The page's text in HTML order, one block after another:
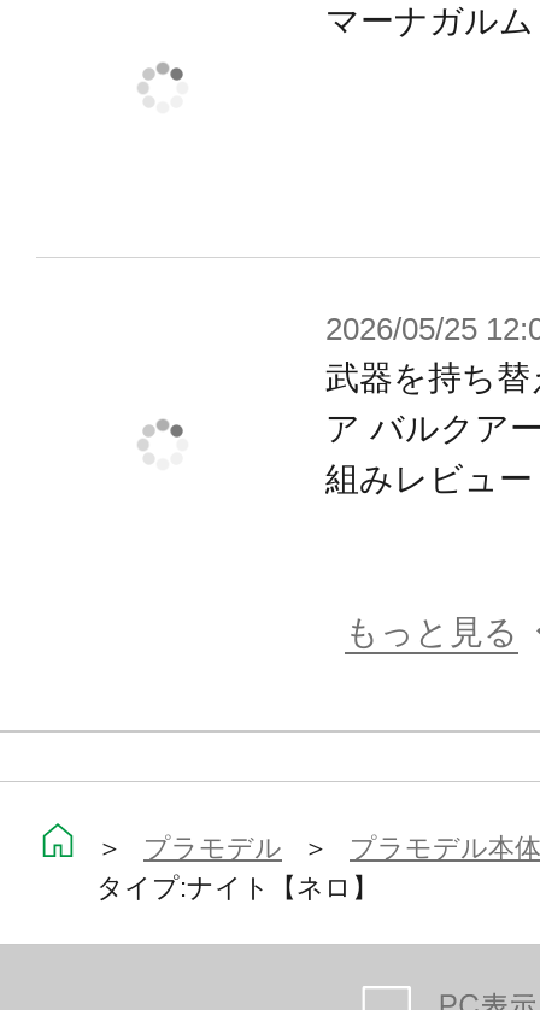
加えてポーンA1から大きく変更さ
追加がある。拡張プラットフォーム
種装備を懸架しKARMAによる制御
当初、ポーンA2と呼ばれたこれら
多くは「ナイト」という名称によっ
商品仕様
■付属の大砲には別売りのガバナー
【ビアンコ】の大剣と合体させて対
「ジャッジメント・ラム」形態にす
マーナガル
2026/05/25
武器を持ち
ア バルクア
組みレビュー
もっと見る
＞ プラモデル ＞ プラモデル本体
タイプ:ナイト【ネロ】